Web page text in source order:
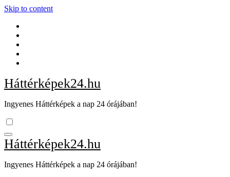
Skip to content
Háttérképek24.hu
Ingyenes Háttérképek a nap 24 órájában!
Háttérképek24.hu
Ingyenes Háttérképek a nap 24 órájában!